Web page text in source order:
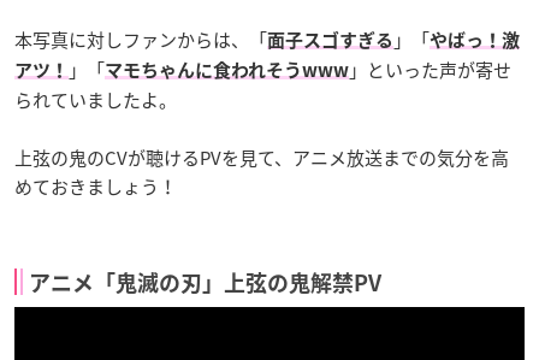
本写真に対しファンからは、「面子スゴすぎる 」「やばっ！激
アツ！
」「マモちゃんに食われそうwww 」といった声が寄せ
られていましたよ。
上弦の鬼のCVが聴けるPVを見て、アニメ放送までの気分を高
めておきましょう！
アニメ「鬼滅の刃」上弦の鬼解禁PV